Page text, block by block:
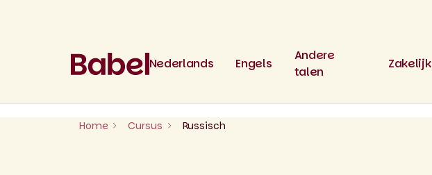
Nederlands Engels
Andere
talen
Zakelijk
Home Cursus Russisch